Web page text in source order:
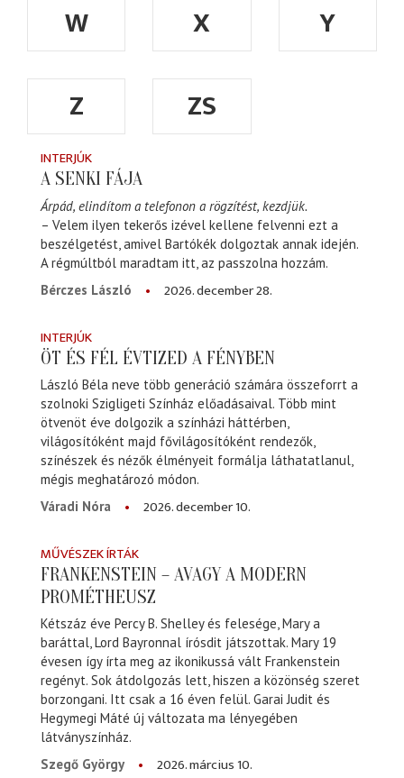
W
X
Y
Z
ZS
INTERJÚK
A SENKI FÁJA
Árpád, elindítom a telefonon a rögzítést, kezdjük.
– Velem ilyen tekerős izével kellene felvenni ezt a
beszélgetést, amivel Bartókék dolgoztak annak idején.
A régmúltból maradtam itt, az passzolna hozzám.
Bérczes László
2026. december 28.
INTERJÚK
ÖT ÉS FÉL ÉVTIZED A FÉNYBEN
László Béla neve több generáció számára összeforrt a
szolnoki Szigligeti Színház előadásaival. Több mint
ötvenöt éve dolgozik a színházi háttérben,
világosítóként majd fővilágosítóként rendezők,
színészek és nézők élményeit formálja láthatatlanul,
mégis meghatározó módon.
Váradi Nóra
2026. december 10.
MŰVÉSZEK ÍRTÁK
FRANKENSTEIN – AVAGY A MODERN
PROMÉTHEUSZ
Kétszáz éve Percy B. Shelley és felesége, Mary a
baráttal, Lord Bayronnal írósdit játszottak. Mary 19
évesen így írta meg az ikonikussá vált Frankenstein
regényt. Sok átdolgozás lett, hiszen a közönség szeret
borzongani. Itt csak a 16 éven felül. Garai Judit és
Hegymegi Máté új változata ma lényegében
látványszínház.
Szegő György
2026. március 10.